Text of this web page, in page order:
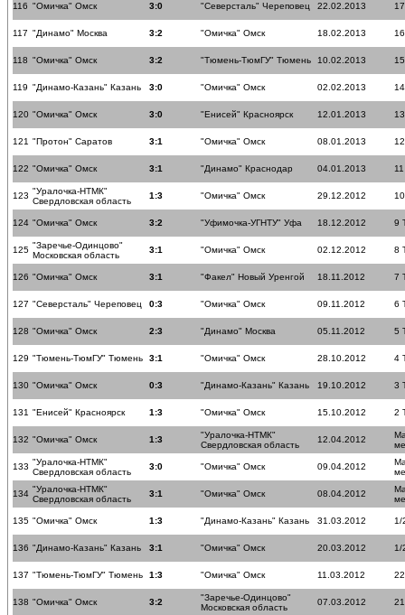
116 "Омичка" Омск 3:0 "Северсталь" Череповец 22.02.2013
117 "Динамо" Москва 3:2 "Омичка" Омск 18.02.2013
118 "Омичка" Омск 3:2 "Тюмень-ТюмГУ" Тюмень 10.02.2013
119 "Динамо-Казань" Казань 3:0 "Омичка" Омск 02.02.2013
120 "Омичка" Омск 3:0 "Енисей" Красноярск 12.01.2013
121 "Протон" Саратов 3:1 "Омичка" Омск 08.01.2013
122 "Омичка" Омск 3:1 "Динамо" Краснодар 04.01.2013
123 "Уралочка-НТМК"
Свердловская область
1:3 "Омичка" Омск 29.12.2012
124 "Омичка" Омск 3:2 "Уфимочка-УГНТУ" Уфа 18.12.2012 9
125 "Заречье-Одинцово"
Московская область
3:1 "Омичка" Омск 02.12.2012 8
126 "Омичка" Омск 3:1 "Факел" Новый Уренгой 18.11.2012 7
127 "Северсталь" Череповец 0:3 "Омичка" Омск 09.11.2012 6
128 "Омичка" Омск 2:3 "Динамо" Москва 05.11.2012 5
129 "Тюмень-ТюмГУ" Тюмень 3:1 "Омичка" Омск 28.10.2012 4
130 "Омичка" Омск 0:3 "Динамо-Казань" Казань 19.10.2012 3
131 "Енисей" Красноярск 1:3 "Омичка" Омск 15.10.2012 2
132 "Омичка" Омск 1:3
"Уралочка-НТМК"
Свердловская область
12.04.2012
133 "Уралочка-НТМК"
Свердловская область
3:0 "Омичка" Омск 09.04.2012
134 "Уралочка-НТМК"
Свердловская область
3:1 "Омичка" Омск 08.04.2012
135 "Омичка" Омск 1:3 "Динамо-Казань" Казань 31.03.2012 1/
136 "Динамо-Казань" Казань 3:1 "Омичка" Омск 20.03.2012 1/
137 "Тюмень-ТюмГУ" Тюмень 1:3 "Омичка" Омск 11.03.2012
138 "Омичка" Омск 3:2
"Заречье-Одинцово"
Московская область
07.03.2012